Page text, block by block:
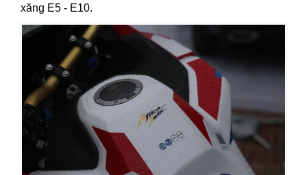
xăng E5 - E10.